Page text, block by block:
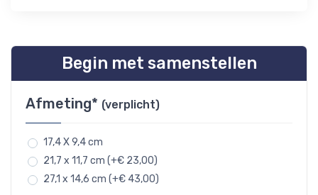
Begin met samenstellen
Afmeting* (verplicht)
17,4 X 9,4 cm
21,7 x 11,7 cm (+€ 23,00)
27,1 x 14,6 cm (+€ 43,00)